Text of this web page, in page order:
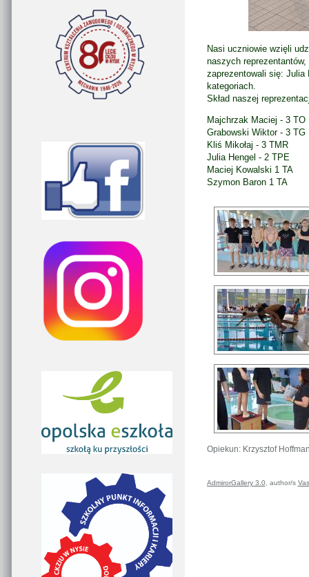
Nasi uczniowie wzięli
naszych
zaprezentowali się:
kategoriach.
Skład naszej
Majchrzak Maciej - 3 TO
Grabowski Wiktor - 3 TG
Kliś Mikołaj - 3 TMR
Julia Hengel - 2 TPE
Maciej Kowalski 1 TA
Szymon Baron 1 TA
Opiekun: Krzysztof
AdmirorGallery 3.0 , author/s